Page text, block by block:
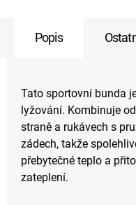
Popis
Tato sportovní bunda
lyžování. Kombinuje
straně a rukávech s
zádech, takže
přebytečné teplo a
zateplení.